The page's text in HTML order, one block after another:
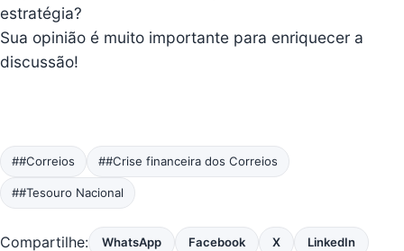
estratégia?
Sua opinião é muito importante para enriquecer a
discussão!
##Correios ##Crise financeira dos Correios
##Tesouro Nacional
Compartilhe: WhatsApp Facebook X LinkedIn